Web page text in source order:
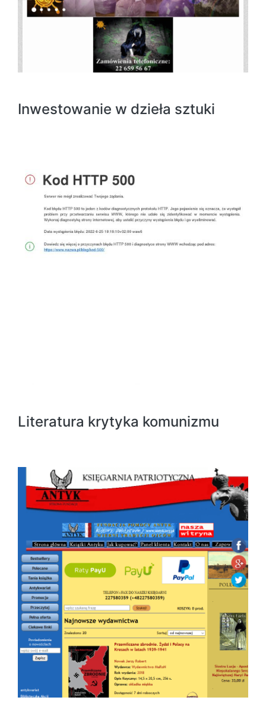
Inwestowanie w dzieła sztuki
Literatura krytyka komunizmu